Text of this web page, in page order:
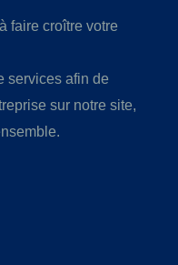
faire croître votre
services afin de
sur notre site,